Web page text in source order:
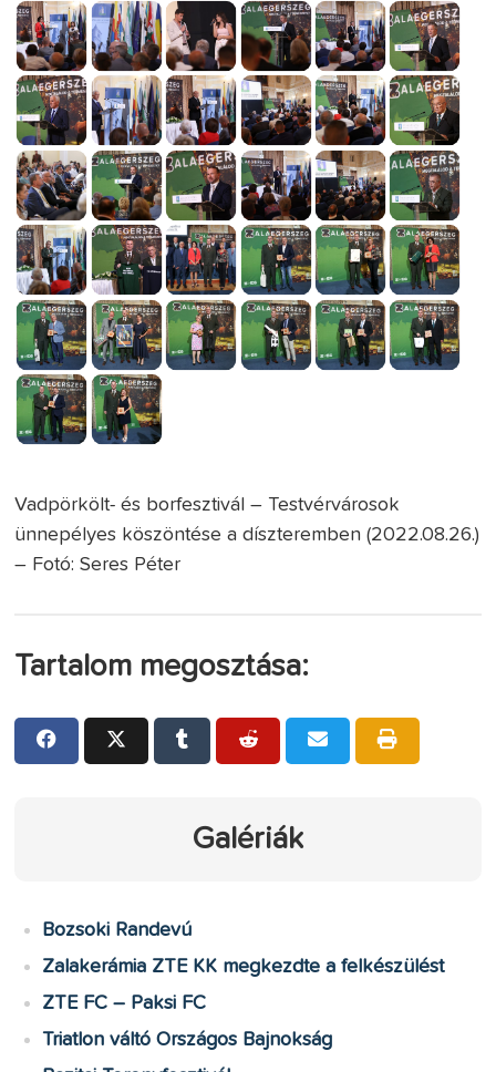
Vadpörkölt- és borfesztivál – Testvérvárosok
ünnepélyes köszöntése a díszteremben (2022.08.26.)
– Fotó: Seres Péter
Tartalom megosztása:
Galériák
Bozsoki Randevú
Zalakerámia ZTE KK megkezdte a felkészülést
ZTE FC – Paksi FC
Triatlon váltó Országos Bajnokság